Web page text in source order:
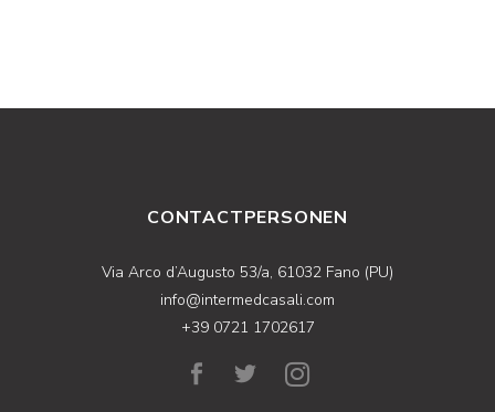
CONTACTPERSONEN
Via Arco d’Augusto 53/a, 61032 Fano (PU)
info@intermedcasali.com
+39 0721 1702617